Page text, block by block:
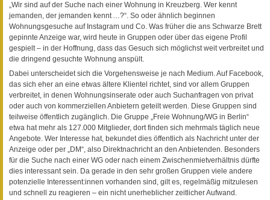
„Wir sind auf der Suche nach einer Wohnung in Kreuzberg. Wer kennt
jemanden, der jemanden kennt …?“. So oder ähnlich beginnen
Wohnungsgesuche auf Instagram und Co. Was früher die ans Schwarze Brett
gepinnte Anzeige war, wird heute in Gruppen oder über das eigene Profil
gespielt – in der Hoffnung, dass das Gesuch sich möglichst weit verbreitet und
die dringend gesuchte Wohnung anspült.
Dabei unterscheidet sich die Vorgehensweise je nach Medium. Auf Facebook,
das sich eher an eine etwas ältere Klientel richtet, sind vor allem Gruppen
verbreitet, in denen Wohnungsinserate oder auch Suchanfragen von privat
oder auch von kommerziellen Anbietern geteilt werden. Diese Gruppen sind
teilweise öffentlich zugänglich. Die Gruppe „Freie Wohnung/WG in Berlin“
etwa hat mehr als 127.000 Mitglieder, dort finden sich mehrmals täglich neue
Angebote. Wer Interesse hat, bekundet dies öffentlich als Nachricht unter der
Anzeige oder per „DM“, also Direktnachricht an den Anbietenden. Besonders
für die Suche nach einer WG oder nach einem Zwischenmietverhältnis dürfte
dies interessant sein. Da gerade in den sehr großen Gruppen viele andere
potenzielle Interessent:innen vorhanden sind, gilt es, regelmäßig mitzulesen
und schnell zu reagieren – ein nicht unerheblicher zeitlicher Aufwand.